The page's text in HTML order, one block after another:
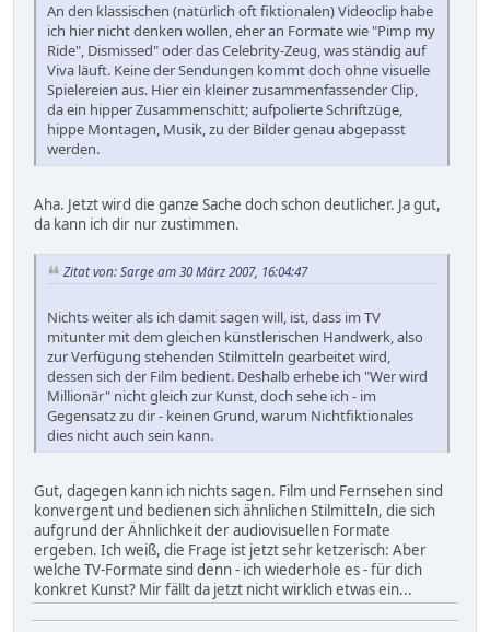
An den klassischen (natürlich oft fiktionalen) Videoclip habe
ich hier nicht denken wollen, eher an Formate wie "Pimp my
Ride", Dismissed" oder das Celebrity-Zeug, was ständig auf
Viva läuft. Keine der Sendungen kommt doch ohne visuelle
Spielereien aus. Hier ein kleiner zusammenfassender Clip,
da ein hipper Zusammenschitt; aufpolierte Schriftzüge,
hippe Montagen, Musik, zu der Bilder genau abgepasst
werden.
Aha. Jetzt wird die ganze Sache doch schon deutlicher. Ja gut,
da kann ich dir nur zustimmen.
Zitat von: Sarge am 30 März 2007, 16:04:47
Nichts weiter als ich damit sagen will, ist, dass im TV
mitunter mit dem gleichen künstlerischen Handwerk, also
zur Verfügung stehenden Stilmitteln gearbeitet wird,
dessen sich der Film bedient. Deshalb erhebe ich "Wer wird
Millionär" nicht gleich zur Kunst, doch sehe ich - im
Gegensatz zu dir - keinen Grund, warum Nichtfiktionales
dies nicht auch sein kann.
Gut, dagegen kann ich nichts sagen. Film und Fernsehen sind
konvergent und bedienen sich ähnlichen Stilmitteln, die sich
aufgrund der Ähnlichkeit der audiovisuellen Formate
ergeben. Ich weiß, die Frage ist jetzt sehr ketzerisch: Aber
welche TV-Formate sind denn - ich wiederhole es - für dich
konkret Kunst? Mir fällt da jetzt nicht wirklich etwas ein...